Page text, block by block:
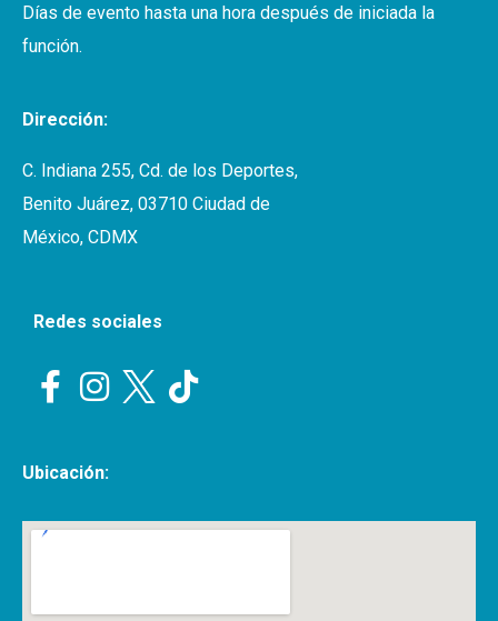
Días de evento hasta una hora después de iniciada la
función.
Dirección:
C. Indiana 255, Cd. de los Deportes,
Benito Juárez, 03710 Ciudad de
México, CDMX
Redes sociales
Ubicación: